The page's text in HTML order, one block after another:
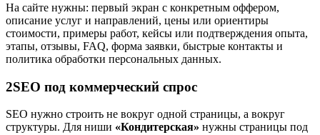
На сайте нужны: первый экран с конкретным оффером,
описание услуг и направлений, цены или ориентиры
стоимости, примеры работ, кейсы или подтверждения опыта,
этапы, отзывы, FAQ, форма заявки, быстрые контакты и
политика обработки персональных данных.
2SEO под коммерческий спрос
SEO нужно строить не вокруг одной страницы, а вокруг
структуры. Для ниши «Кондитерская» нужны страницы под